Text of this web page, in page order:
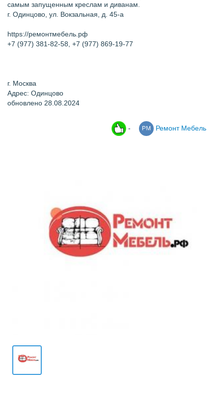
самым запущенным креслам и диванам.
г. Одинцово, ул. Вокзальная, д. 45-а
https://ремонтмебель.рф
+7 (977) 381-82-58, +7 (977) 869-19-77
г. Москва
Адрес: Одинцово
обновлено 28.08.2024
- Ремонт Мебель